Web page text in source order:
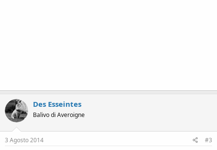
Des Esseintes
Balivo di Averoigne
3 Agosto 2014 #3